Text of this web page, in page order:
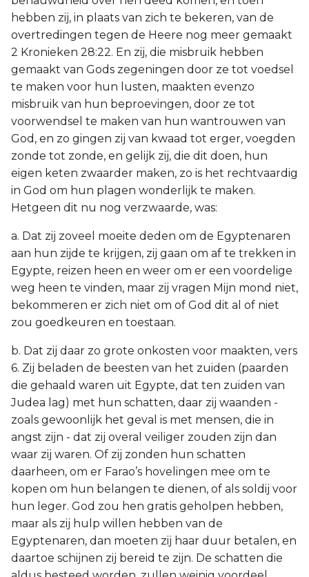
hebben zij, in plaats van zich te bekeren, van de
overtredingen tegen de Heere nog meer gemaakt
2 Kronieken 28:22. En zij, die misbruik hebben
gemaakt van Gods zegeningen door ze tot voedsel
te maken voor hun lusten, maakten evenzo
misbruik van hun beproevingen, door ze tot
voorwendsel te maken van hun wantrouwen van
God, en zo gingen zij van kwaad tot erger, voegden
zonde tot zonde, en gelijk zij, die dit doen, hun
eigen keten zwaarder maken, zo is het rechtvaardig
in God om hun plagen wonderlijk te maken.
Hetgeen dit nu nog verzwaarde, was:
a. Dat zij zoveel moeite deden om de Egyptenaren
aan hun zijde te krijgen, zij gaan om af te trekken in
Egypte, reizen heen en weer om er een voordelige
weg heen te vinden, maar zij vragen Mijn mond niet,
bekommeren er zich niet om of God dit al of niet
zou goedkeuren en toestaan.
b. Dat zij daar zo grote onkosten voor maakten, vers
6. Zij beladen de beesten van het zuiden (paarden
die gehaald waren uit Egypte, dat ten zuiden van
Judea lag) met hun schatten, daar zij waanden -
zoals gewoonlijk het geval is met mensen, die in
angst zijn - dat zij overal veiliger zouden zijn dan
waar zij waren. Of zij zonden hun schatten
daarheen, om er Farao’s hovelingen mee om te
kopen om hun belangen te dienen, of als soldij voor
hun leger. God zou hen gratis geholpen hebben,
maar als zij hulp willen hebben van de
Egyptenaren, dan moeten zij haar duur betalen, en
daartoe schijnen zij bereid te zijn. De schatten die